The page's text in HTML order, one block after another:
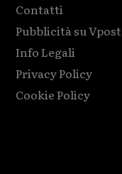
Contatti
Pubblicità su Vpost
Info Legali
Privacy Policy
Cookie Policy